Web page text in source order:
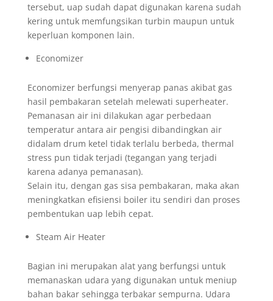
tersebut, uap sudah dapat digunakan karena sudah
kering untuk memfungsikan turbin maupun untuk
keperluan komponen lain.
Economizer
Economizer berfungsi menyerap panas akibat gas
hasil pembakaran setelah melewati superheater.
Pemanasan air ini dilakukan agar perbedaan
temperatur antara air pengisi dibandingkan air
didalam drum ketel tidak terlalu berbeda, thermal
stress pun tidak terjadi (tegangan yang terjadi
karena adanya pemanasan).
Selain itu, dengan gas sisa pembakaran, maka akan
meningkatkan efisiensi boiler itu sendiri dan proses
pembentukan uap lebih cepat.
Steam Air Heater
Bagian ini merupakan alat yang berfungsi untuk
memanaskan udara yang digunakan untuk meniup
bahan bakar sehingga terbakar sempurna. Udara